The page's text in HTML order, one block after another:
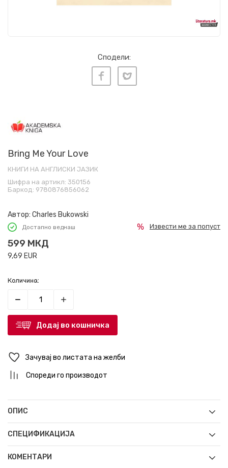
Сподели:
Bring Me Your Love
КНИГИ НА АНГЛИСКИ ЈАЗИК
Шифра на артикл: 350156
Баркод: 9780876856062
Автор: Charles Bukowski
Достапно веднаш
599 МКД
9,69 EUR
Извести ме за попуст
Количина:
Додај во кошничка
Зачувај во листата на желби
Спореди го производот
ОПИС
СПЕЦИФИКАЦИЈА
КОМЕНТАРИ